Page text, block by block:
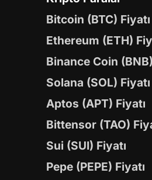
Bitcoin (BTC) Fiyatı
Ethereum (ETH)
Binance Coin
Solana (SOL) Fiyatı
Aptos (APT) Fiyatı
Bittensor (TAO)
Sui (SUI) Fiyatı
Pepe (PEPE) Fiyatı